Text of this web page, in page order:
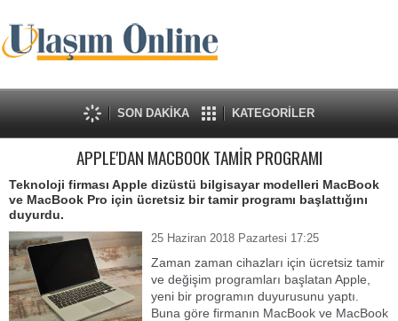
SON DAKİKA KATEGORİLER
APPLE'DAN MACBOOK TAMİR PROGRAMI
Teknoloji firması Apple dizüstü bilgisayar modelleri MacBook
ve MacBook Pro için ücretsiz bir tamir programı başlattığını
duyurdu.
25 Haziran 2018 Pazartesi 17:25
Zaman zaman cihazları için ücretsiz tamir
ve değişim programları başlatan Apple,
yeni bir programın duyurusunu yaptı.
Buna göre firmanın MacBook ve MacBook